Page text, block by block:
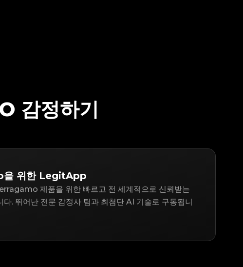
감정하기
위한 LegitApp
제품을 위한 빠르고 전 세계적으로 신뢰받는
다. 뛰어난 전문 감정사 팀과 최첨단 AI 기술로 구동됩니